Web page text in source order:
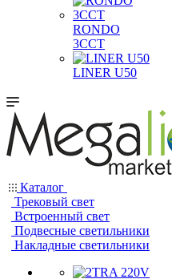
RONDO
3CCT
LINER U50
Каталог
Трековый свет
Встроенный свет
Подвесные светильники
Накладные светильники